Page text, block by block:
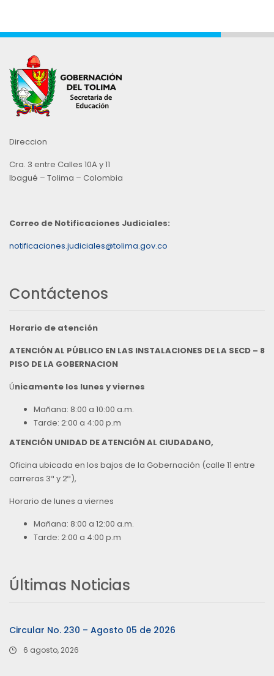
Direccion
Cra. 3 entre Calles 10A y 11
Ibagué – Tolima – Colombia
Correo de Notificaciones Judiciales:
notificaciones.judiciales@tolima.gov.co
Contáctenos
Horario de atención
ATENCIÓN AL PÚBLICO EN LAS INSTALACIONES DE LA SECD – 8
PISO DE LA GOBERNACION
Únicamente los lunes y viernes
Mañana: 8:00 a 10:00 a.m.
Tarde: 2:00 a 4:00 p.m
ATENCIÓN UNIDAD DE ATENCIÓN AL CIUDADANO,
Oficina ubicada en los bajos de la Gobernación (calle 11 entre
carreras 3ª y 2ª),
Horario de lunes a viernes
Mañana: 8:00 a 12:00 a.m.
Tarde: 2:00 a 4:00 p.m
Últimas Noticias
Circular No. 230 – Agosto 05 de 2026
6 agosto, 2026